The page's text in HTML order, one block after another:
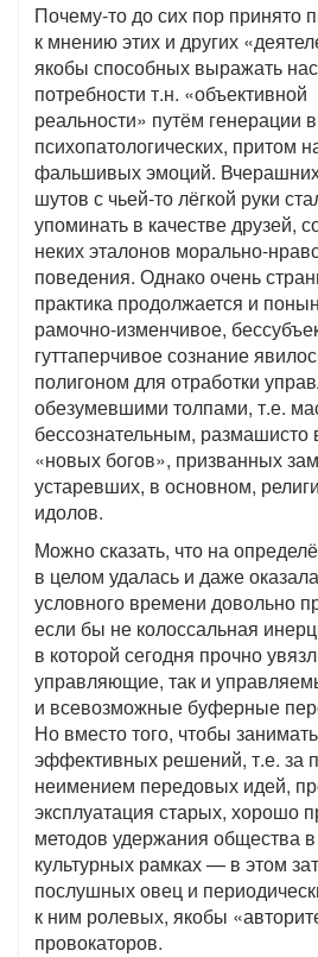
Почему-то до сих пор принято
к мнению этих и других
якобы способных выражать
потребности т.н. «объективной
реальности» путём генерации
психопатологических, притом
фальшивых эмоций.
шутов с чьей-то лёгкой руки
упоминать в качестве друзей,
неких эталонов морально-
поведения. Однако очень
практика продолжается и
рамочно-изменчивое,
гуттаперчивое сознание
полигоном для отработки
обезумевшими толпами, т.е.
бессознательным, размашисто
«новых богов», призванных
устаревших, в основном,
идолов.
Можно сказать, что на
в целом удалась и даже
условного времени довольно
если бы не колоссальная
в которой сегодня прочно
управляющие, так и
и всевозможные буферные
Но вместо того, чтобы
эффективных решений, т.е. за
неимением передовых идей,
эксплуатация старых, хорошо
методов удержания общества
культурных рамках — в этом
послушных овец и
к ним ролевых, якобы
провокаторов.